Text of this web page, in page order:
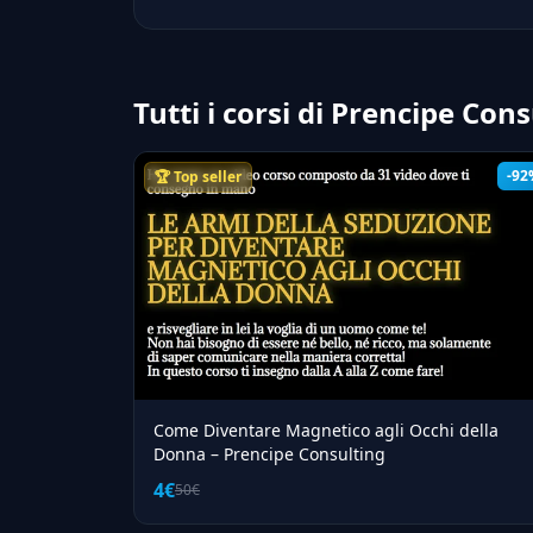
Tutti i corsi di Prencipe
-
🏆 Top seller
Come Diventare Magnetico agli Occhi della
Donna – Prencipe Consulting
4€50€